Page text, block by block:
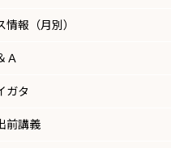
報（月別）
Ａ
ガタ
前講義